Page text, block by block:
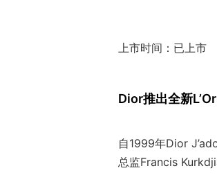
上市时间：已上市
Dior推出全新
自1999年Dior
总监Francis